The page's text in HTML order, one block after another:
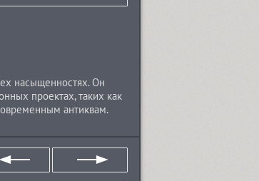
насыщенностях. Он
проектах, таких как
антиквам.
начертание
грефемы.